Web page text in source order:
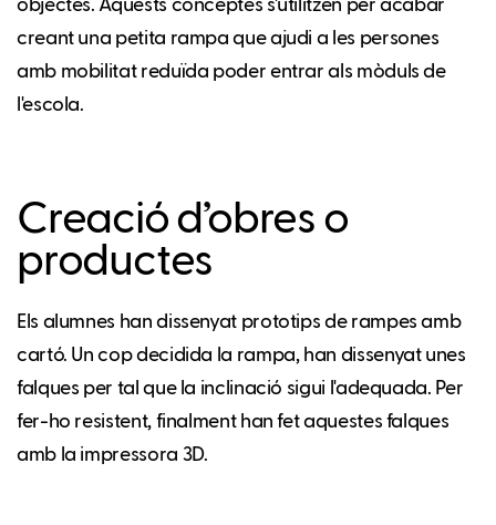
objectes. Aquests conceptes s'utilitzen per acabar
creant una petita rampa que ajudi a les persones
amb mobilitat reduïda poder entrar als mòduls de
l'escola.
Creació d’obres o
productes
Els alumnes han dissenyat prototips de rampes amb
cartó. Un cop decidida la rampa, han dissenyat unes
falques per tal que la inclinació sigui l'adequada. Per
fer-ho resistent, finalment han fet aquestes falques
amb la impressora 3D.